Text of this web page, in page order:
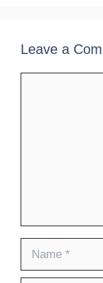
Leave a